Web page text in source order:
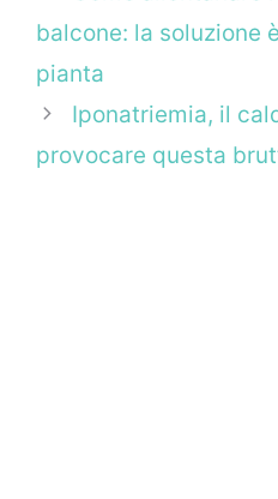
balcone: la soluzione
pianta
Iponatriemia, il
provocare questa